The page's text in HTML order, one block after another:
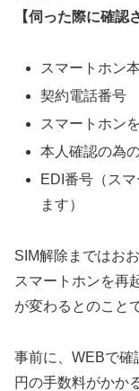
【伺った際に確認
スマートホン
契約電話番号
スマートホン
本人確認の為
EDI番号（ス
ます）
SIM解除まではお
スマートホンを再
が変わるとのこと
事前に、WEBで確
円の手数料がかか